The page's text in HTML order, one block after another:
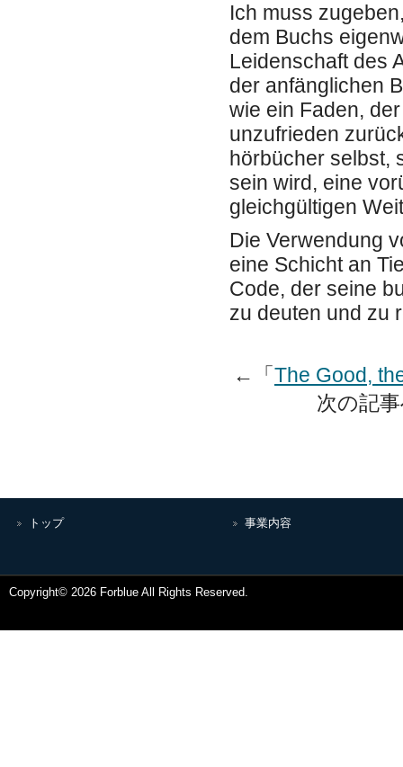
Ich muss
dem Buchs
Leidenschaft des
der anfänglichen
wie ein Faden,
unzufrieden
hörbücher selbst,
sein wird, eine
gleichgültigen
Die Verwendung
eine Schicht an
Code, der seine
zu deuten und zu
←「The Good,
次の記事
トップ 事業内容
Copyright© 2026 Forblue All Rights Reserved.